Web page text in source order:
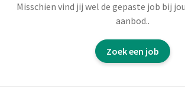
Je zorgt ervoor dat het bind-proces
verloopt (machinaal en manueel)
Controleren of de bundels correct en
Zorgen voor een nette en veilige
Misschien vind jij wel de gepaste job bij
aanbod..
Zoek een job